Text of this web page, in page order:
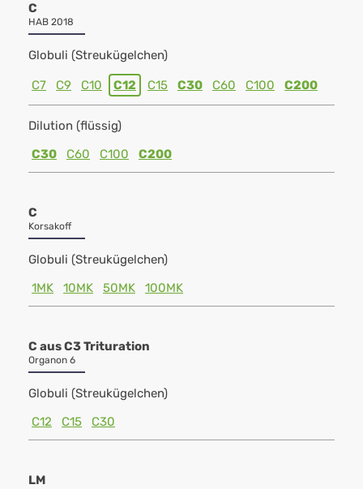
C
HAB 2018
Globuli (Streukügelchen)
C7 C9 C10 C12 C15 C30 C60 C100 C200
Dilution (flüssig)
C30
C60 C100 C200
C
Korsakoff
Globuli (Streukügelchen)
1MK
10MK 50MK 100MK
C aus C3 Trituration
Organon 6
Globuli (Streukügelchen)
C12
C15 C30
LM